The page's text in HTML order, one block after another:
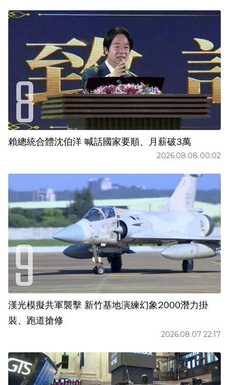
賴總統合體沈伯洋 喊話國家要順、月薪破3萬
2026.08.08 00:02
漢光模擬共軍襲擊 新竹基地演練幻象2000潛力掛
裝、跑道搶修
2026.08.07 22:17